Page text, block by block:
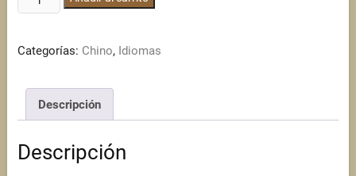
Made
Workbook
cantidad
Categorías: Chino, Idiomas
Descripción
Descripción